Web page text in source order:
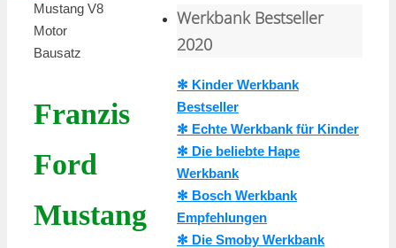
Mustang V8
Motor
Bausatz
Franzis
Ford
Mustang
Werkbank Bestseller
2020
✻ Kinder Werkbank
Bestseller
✻ Echte Werkbank für Kinder
✻ Die beliebte Hape
Werkbank
✻ Bosch Werkbank
Empfehlungen
✻ Die Smoby Werkbank